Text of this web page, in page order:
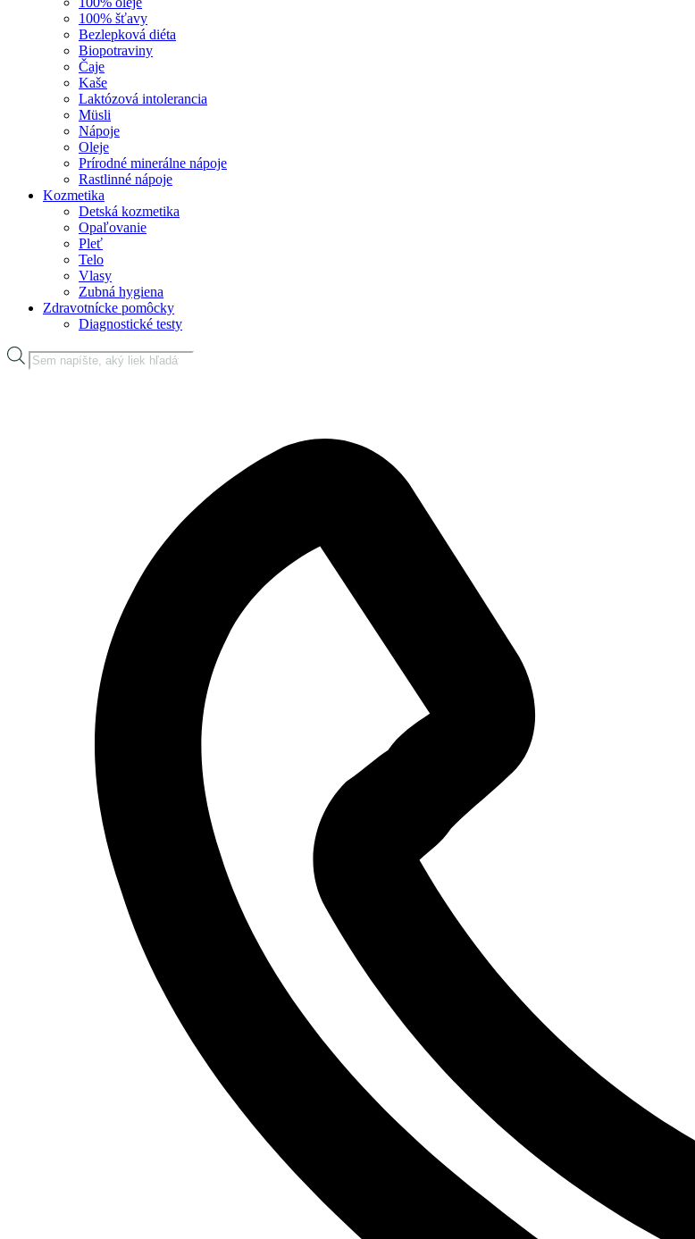
100% šťavy
Bezlepková diéta
Biopotraviny
Čaje
Kaše
Laktózová intolerancia
Müsli
Nápoje
Oleje
Prírodné minerálne nápoje
Rastlinné nápoje
Kozmetika
Detská kozmetika
Opaľovanie
Pleť
Telo
Vlasy
Zubná hygiena
Zdravotnícke pomôcky
Diagnostické testy
Products
search